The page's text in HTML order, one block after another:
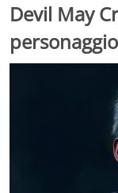
Devil May